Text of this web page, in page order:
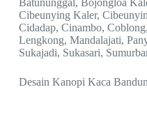
Cibeunying Kaler,
Cidadap, Cinambo,
Lengkong, Mandalajati,
Sukajadi, Sukasari,
Desain Kanopi Kaca